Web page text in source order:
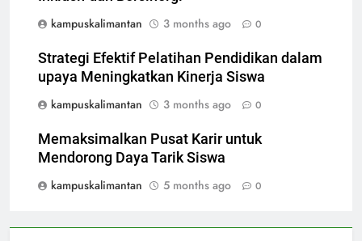
kampuskalimantan
3 months ago 0
Strategi Efektif Pelatihan Pendidikan dalam
upaya Meningkatkan Kinerja Siswa
kampuskalimantan
3 months ago 0
Memaksimalkan Pusat Karir untuk
Mendorong Daya Tarik Siswa
kampuskalimantan
5 months ago 0